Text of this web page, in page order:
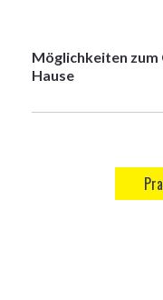
Möglichkeiten zum
Hause